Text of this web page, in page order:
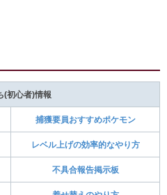
(初心者)情報
捕獲要員おすすめポケモン
レベル上げの効率的なやり方
不具合報告掲示板